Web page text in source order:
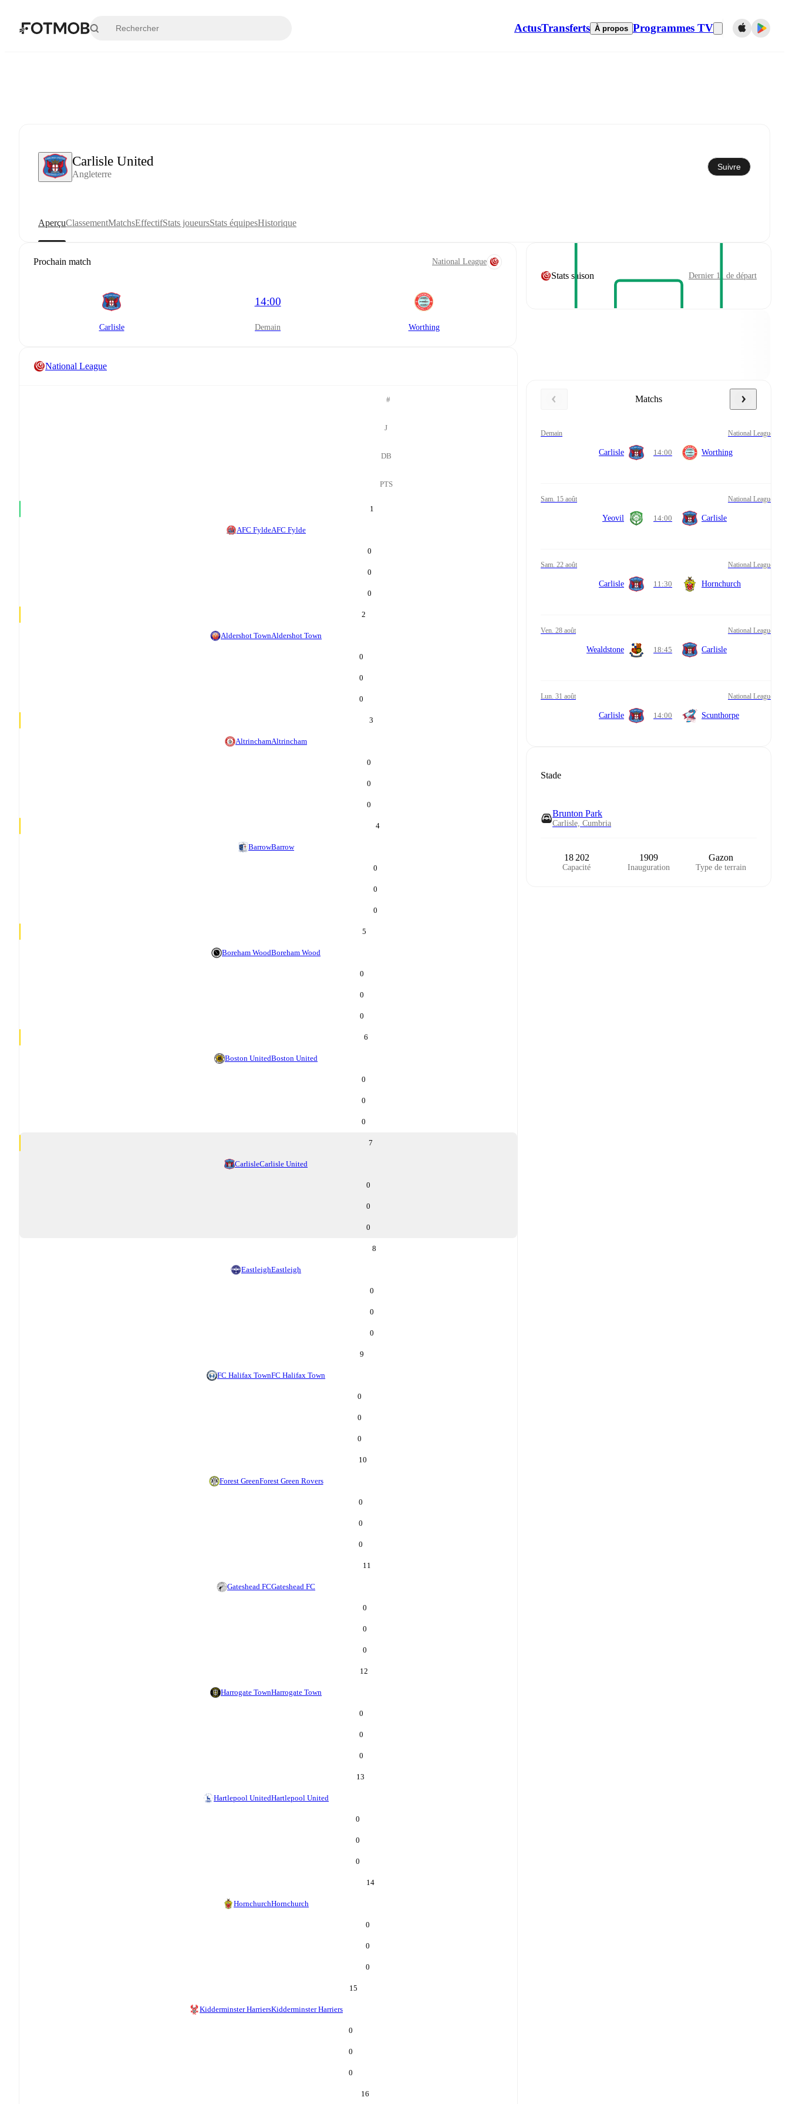
ActusTransferts À propos Programmes TV
Carlisle United
Angleterre
Suivre
AperçuClassementMatchsEffectifStats joueursStats équipesHistorique
Prochain match National League
Carlisle
14:00
demain Worthing
National League
#
J
DB
PTS
1
AFC FyldeAFC Fylde
0
0
0
2
Aldershot TownAldershot Town
0
0
0
3
AltrinchamAltrincham
0
0
0
4
BarrowBarrow
0
0
0
5
Boreham WoodBoreham Wood
0
0
0
6
Boston UnitedBoston United
0
0
0
7
CarlisleCarlisle United
0
0
0
8
EastleighEastleigh
0
0
0
9
FC Halifax TownFC Halifax Town
0
0
0
10
Forest GreenForest Green Rovers
0
0
0
11
Gateshead FCGateshead FC
0
0
0
12
Harrogate TownHarrogate Town
0
0
0
13
Hartlepool UnitedHartlepool United
0
0
0
14
HornchurchHornchurch
0
0
0
15
Kidderminster HarriersKidderminster Harriers
0
0
0
16
Stats saison Dernier 11 de départ
Matchs
demain National League
Carlisle 14:00 Worthing
sam. 15 août National League
Yeovil 14:00 Carlisle
sam. 22 août National League
Carlisle 11:30 Hornchurch
ven. 28 août National League
Wealdstone 18:45 Carlisle
lun. 31 août National League
Carlisle 14:00 Scunthorpe
Stade
Brunton Park
Carlisle, Cumbria
18 202
Capacité
1909
Inauguration
Gazon
Type de terrain